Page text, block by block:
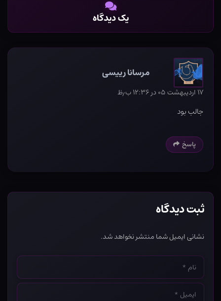
یک دیدگاه
مرسانا رییسی
۱۷ اردیبهشت ۰۵ در ۱۲:۳۶ ب٫ظ
جالب بود
پاسخ
ثبت دیدگاه
نشانی ایمیل شما منتشر نخواهد شد.
نام
*
ایمیل